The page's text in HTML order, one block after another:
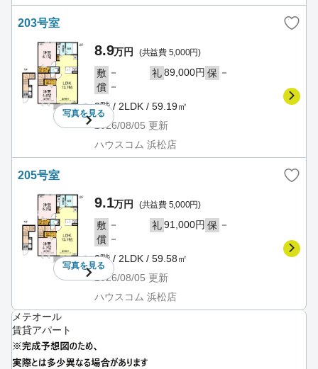
203号室
写真を見る
8.9万円 (共益費 5,000円)
敷 － 礼89,000円 保 －
償 －
2階 / 2LDK / 59.19㎡
2026/08/05 更新
ハウスコム 浜松店
205号室
写真を見る
9.1万円 (共益費 5,000円)
敷 － 礼91,000円 保 －
償 －
2階 / 2LDK / 59.58㎡
2026/08/05 更新
ハウスコム 浜松店
メテオール
賃貸アパート